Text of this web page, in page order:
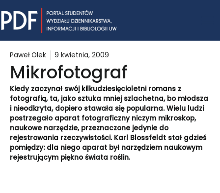
to
content
Paweł Olek 9 kwietnia, 2009
Mikrofotograf
Kiedy zaczynał swój kilkudziesięcioletni romans z
fotografią, ta, jako sztuka mniej szlachetna, bo młodsza
i nieodkryta, dopiero stawała się popularna. Wielu ludzi
postrzegało aparat fotograficzny niczym mikroskop,
naukowe narzędzie, przeznaczone jedynie do
rejestrowania rzeczywistości. Karl Blossfeldt stał gdzieś
pomiędzy: dla niego aparat był narzędziem naukowym
rejestrującym piękno świata roślin.